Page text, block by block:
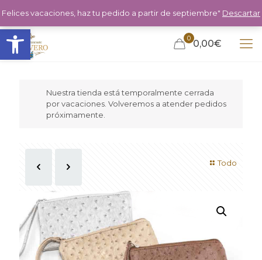
Abrir barra de herramientas 0 0,00€
Nuestra tienda está temporalmente cerrada
por vacaciones. Volveremos a atender pedidos
próximamente.
Todo
Felices vacaciones, haz tu pedido a partir de septiembre" Descartar